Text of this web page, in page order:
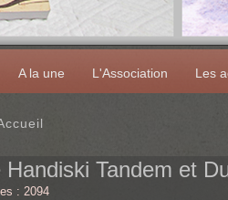
A la une L'Association Les
Handiski Tandem et
: 2094